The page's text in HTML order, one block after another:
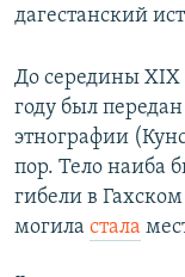
дагестанский
До середины XIX
году был
этнографии
пор. Тело наиба
гибели в
могила стала